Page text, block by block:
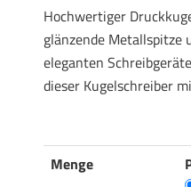
Hochwertiger
glänzende Metallspitze
eleganten
dieser Kugelschreiber
Menge